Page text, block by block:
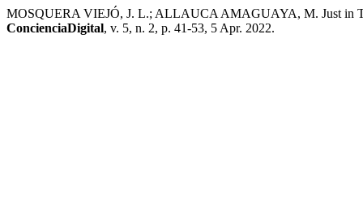
MOSQUERA VIEJÓ, J. L.; ALLAUCA AMAGUAYA, M. Just in
ConcienciaDigital, v. 5, n. 2, p. 41-53, 5 Apr. 2022.